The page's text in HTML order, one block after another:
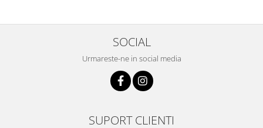
SOCIAL
Urmareste-ne in social media
SUPORT CLIENTI